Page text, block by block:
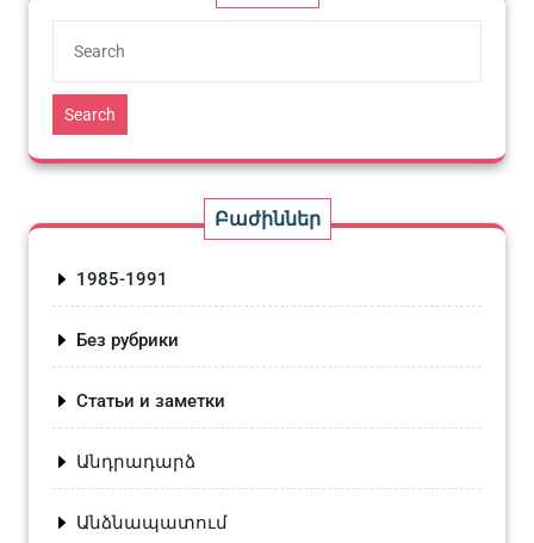
Search
Բաժիններ
1985-1991
Без рубрики
Статьи и заметки
Անդրադարձ
Անձնապատում